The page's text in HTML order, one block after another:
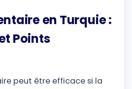
en Turquie :
Points
peut être efficace si la